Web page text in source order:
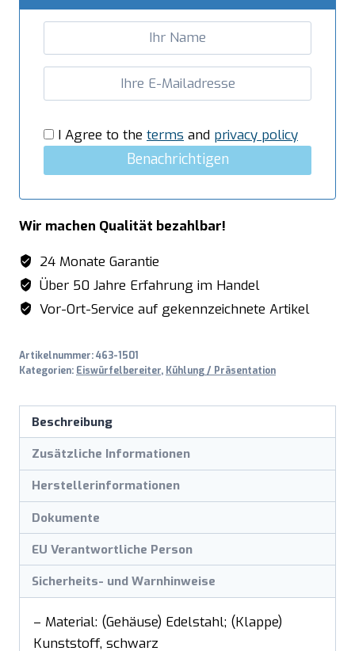
I Agree to the terms and privacy policy
Benachrichtigen
Wir machen Qualität bezahlbar!
24 Monate Garantie
Über 50 Jahre Erfahrung im Handel
Vor-Ort-Service auf gekennzeichnete Artikel
Artikelnummer:463-1501
Kategorien: Eiswürfelbereiter, Kühlung / Präsentation
Beschreibung
Zusätzliche Informationen
Herstellerinformationen
Dokumente
EU Verantwortliche Person
Sicherheits- und Warnhinweise
– Material: (Gehäuse) Edelstahl; (Klappe)
Kunststoff, schwarz